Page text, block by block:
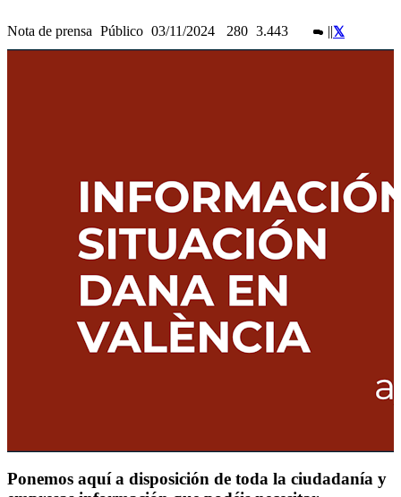
Nota de prensa Público 03/11/2024 280 3.443 ||
Ponemos aquí a disposición de toda la ciudadanía y